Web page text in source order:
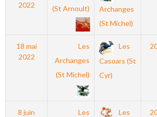
2022
(St Arnoult)
Archanges
(St Michel)
18 mai
2022
Les
Archanges
(St Michel)
Les
Casoars (St
Cyr)
8 juin
Les
Les